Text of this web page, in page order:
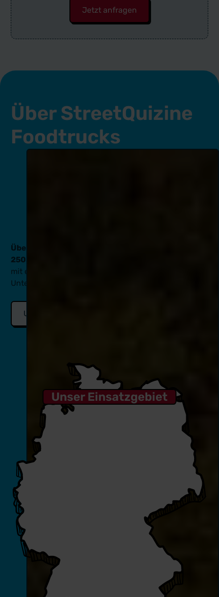
Jetzt anfragen
Über StreetQuizine
Foodtrucks
Über 2.500 Events mit Spitzenservice und über
250.000 satt gewordene Gäste
mit einem stolzen Lächeln auf 100 % zufriedene
Unternehmen und Privatkundinnen und -kunden.
Unverbindlich anfragen
Unser Einsatzgebiet